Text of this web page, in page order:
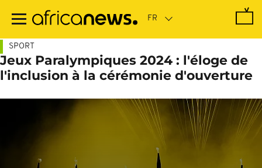
contenu
SPORT
Jeux Paralympiques 2024 : l'éloge de
l'inclusion à la cérémonie d'ouverture